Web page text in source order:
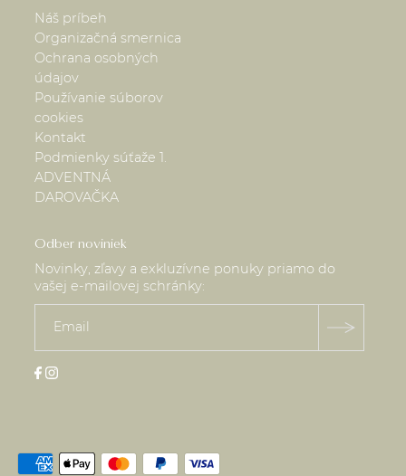
Náš príbeh
Organizačná smernica
Ochrana osobných
údajov
Používanie súborov
cookies
Kontakt
Podmienky súťaže 1.
ADVENTNÁ
DAROVAČKA
Odber noviniek
Novinky, zľavy a exkluzívne ponuky priamo do
vašej e-mailovej schránky: